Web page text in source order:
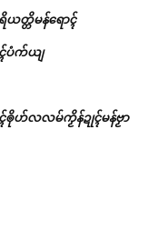
တ္တိမန်ရောၚ်
ပံက်ယျ
ၚ်ၜိုဟ်လလမ်ကၟိန်ဍုၚ်မန်ဗၟာ